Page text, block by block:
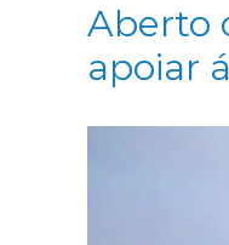
Aberto
apoiar